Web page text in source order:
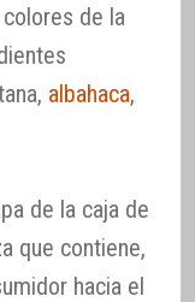
de la
albahaca,
de la caja de
que contiene,
hacia el